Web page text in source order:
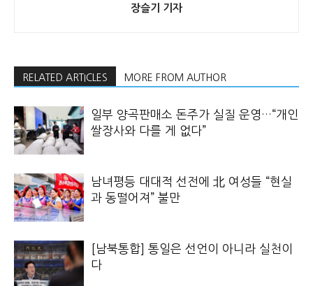
장슬기 기자
RELATED ARTICLES MORE FROM AUTHOR
일부 양곡판매소 돈주가 실질 운영…“개인
쌀장사와 다를 게 없다”
남녀평등 대대적 선전에 北 여성들 “현실
과 동떨어져” 불만
[남북통합] 통일은 선언이 아니라 실천이
다